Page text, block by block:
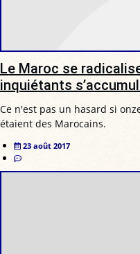
Le Maroc se
inquiétants
Ce n'est pas un hasard si
étaient des Marocains.
23 août 2017